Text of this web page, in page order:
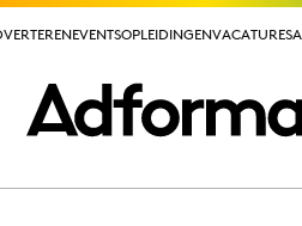
EVENTSOPLEIDINGENVACATURES
EVENTSOPLEIDINGENVACATURES